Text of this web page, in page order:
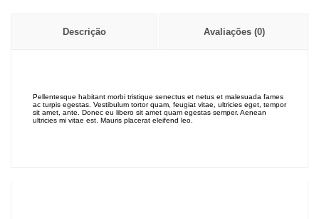
Descrição Avaliações (0)
Pellentesque habitant morbi tristique senectus et netus et malesuada fames
ac turpis egestas. Vestibulum tortor quam, feugiat vitae, ultricies eget, tempor
sit amet, ante. Donec eu libero sit amet quam egestas semper. Aenean
ultricies mi vitae est. Mauris placerat eleifend leo.